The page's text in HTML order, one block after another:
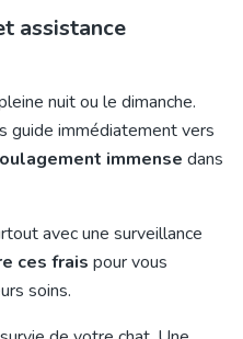
assistance
nuit ou le dimanche.
guide immédiatement vers
immense dans
avec une surveillance
ces frais pour vous
soins.